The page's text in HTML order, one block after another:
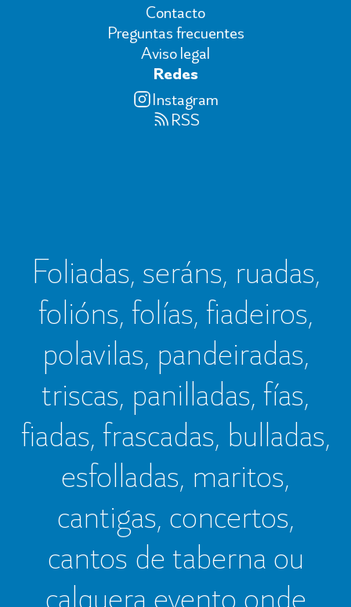
Contacto
Preguntas frecuentes
Aviso legal
Redes
Instagram
RSS
Foliadas, seráns, ruadas,
folións, folías, fiadeiros,
polavilas, pandeiradas,
triscas, panilladas, fías,
fiadas, frascadas, bulladas,
esfolladas, maritos,
cantigas, concertos,
cantos de taberna ou
calquera evento onde